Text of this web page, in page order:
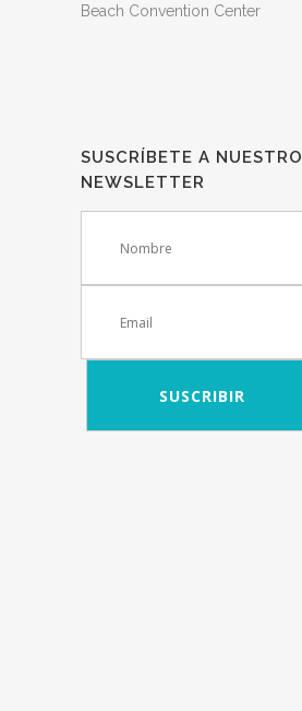
Beach Convention Center
SUSCRÍBETE A NUESTRO
NEWSLETTER